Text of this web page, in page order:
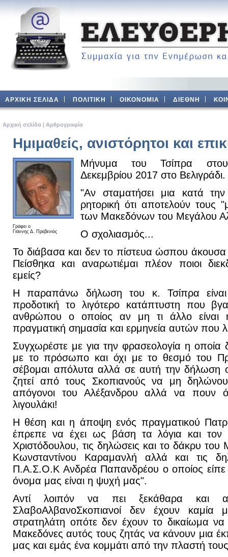
ΑΡΧΙΚΗ ΣΕΛΙΔΑ ΠΟΛΙΤΙΚΗ ΟΙΚΟΝΟΜΙΑ ΔΙΕΘΝΗ
Aρχική σελίδα | Αρθρογραφία
Ημιμαθείς, ανιστόρητοι και
Γράφει ο
Γιάννης Δ. Πρεβενιός
Μήνυμα του Τσίπρα
Δεκεμβρίου 2017 στο Βελιγράδι.
"Αν σταματήσει μια κατά
ρητορική ότι αποτελούν τους
των Μακεδόνων του Μεγάλου
Ο σχολιασμός...
Το διάβασα και δεν το πίστευα ώσπου άκουσα
Πείσθηκα και αναρωτιέμαι πλέον ποιοι
εμείς?
Η παραπάνω δήλωση του κ. Τσίπρα είναι
προδοτική το λιγότερο κατάπτυστη που
ανθρώπου ο οποίος αν μη τι άλλο είναι
πραγματική σημασία και ερμηνεία αυτών που
Συγχωρέστε με για την φρασεολογία η οποία
με το πρόσωπο και όχι με το θεσμό του
σέβομαι απόλυτα αλλά σε αυτή την δήλωση
ζητεί από τους Σκοπιανούς να μη δηλώνουν
απόγονοι του Αλέξανδρου αλλά να πουν
λιγουλάκι!
Η θέση και η άποψη ενός πραγματικού
έπρεπε να έχει ως βάση τα λόγια και
Χριστόδουλου, τις δηλώσεις και το δάκρυ
Κωνσταντίνου Καραμανλή αλλά και τις
Π.Α.Σ.Ο.Κ Ανδρέα Παπανδρέου ο οποίος είπε
όνομα μας είναι η ψυχή μας".
Αντί λοιπόν να πει ξεκάθαρα και
ΣλαβοΑλβανοΣκοπιανοί δεν έχουν
στρατηλάτη οπότε δεν έχουν το δικαίωμα να
Μακεδόνες αυτός τους ζητάς να κάνουν μια
μας και εμάς ένα κομμάτι από την πλαστή τους